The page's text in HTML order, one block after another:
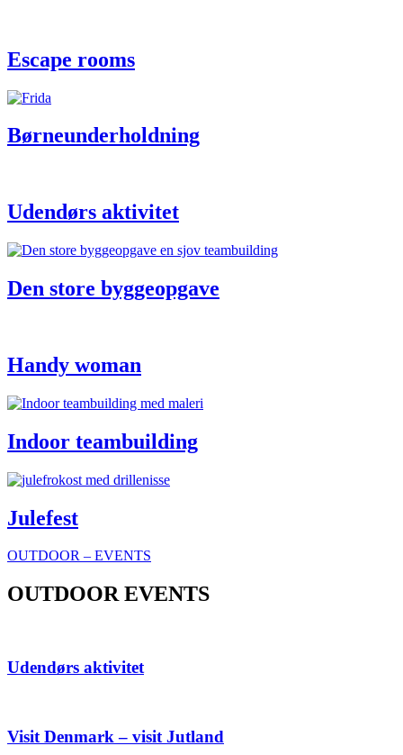
Escape rooms
Børneunderholdning
Udendørs aktivitet
Den store byggeopgave
Handy woman
Indoor teambuilding
Julefest
OUTDOOR – EVENTS
OUTDOOR EVENTS
Udendørs aktivitet
Visit Denmark – visit Jutland